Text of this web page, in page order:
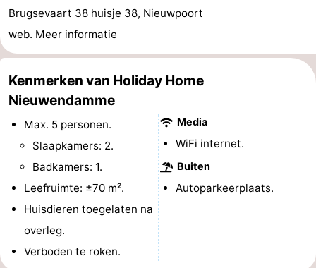
zee
minutes
Strand
&
doen
Bezienswaardigheden
-
Musea
Monumenten
-
Uitkijkpunten
Attracties
-
Brugsevaart 38 huisje 38, Nieuwpoort
web. Meer informatie
Kenmerken van Holiday Home
Nieuwendamme
Max. 5 personen.
Slaapkamers: 2.
Badkamers: 1.
Leefruimte: ±70 m².
Huisdieren toegelaten na
overleg.
Verboden te roken.
Media
WiFi internet.
Buiten
Autoparkeerplaats.